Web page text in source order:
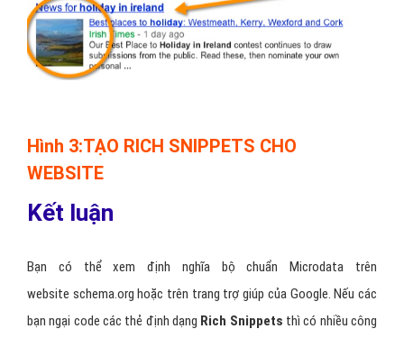
Hình 3:TẠO RICH SNIPPETS CHO
WEBSITE
Kết luận
Bạn có thể xem định nghĩa bộ chuẩn Microdata trên
website schema.org hoặc trên trang trợ giúp của Google. Nếu các
bạn ngại code các thẻ định dạng Rich Snippets thì có nhiều công